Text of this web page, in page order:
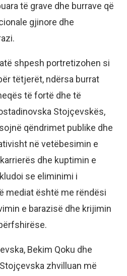
të grave dhe burrave që
gjinore dhe
shpesh portretizohen si
tëtjerët, ndërsa burrat
të fortë dhe të
Stojçevskës,
qëndrimet publike dhe
në vetëbesimin e
dhe kuptimin e
se eliminimi i
mediat është me rëndësi
e barazisë dhe krijimin
Bekim Qoku dhe
zhvilluan më